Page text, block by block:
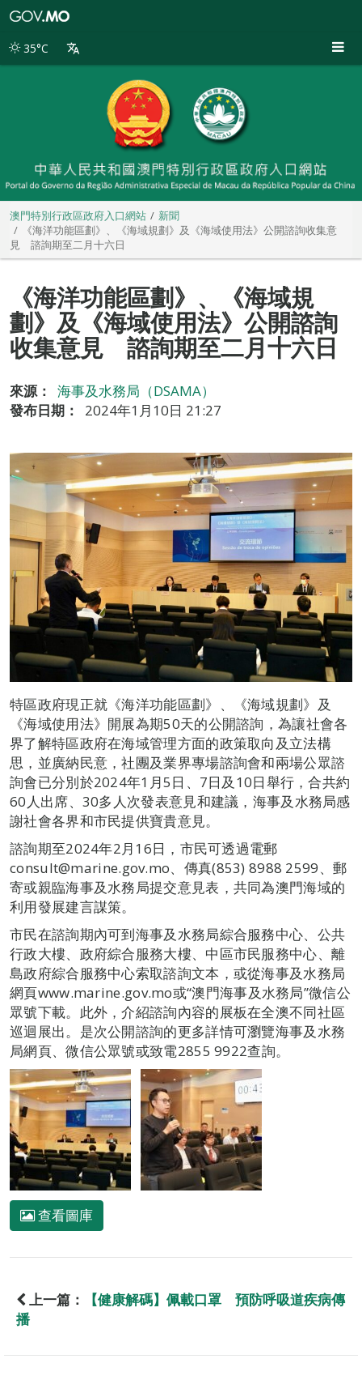
別
35°C
澳門特別行政區政府入口網站
新聞
《海洋功能區劃》、《海域規劃》及《海域使用法》公開諮詢收集意
見 諮詢期至二月十六日
《海洋功能區劃》、《海域規
劃》及《海域使用法》公開諮詢
收集意見 諮詢期至二月十六日
來源：
海事及水務局（DSAMA）
發布日期：
2024年1月10日 21:27
特區政府現正就《海洋功能區劃》、《海域規劃》及
《海域使用法》開展為期50天的公開諮詢，為讓社會各
界了解特區政府在海域管理方面的政策取向及立法構
思，並廣納民意，社團及業界專場諮詢會和兩場公眾諮
詢會已分別於2024年1月5日、7日及10日舉行，合共約
60人出席、30多人次發表意見和建議，海事及水務局感
謝社會各界和市民提供寶貴意見。
諮詢期至2024年2月16日，市民可透過電郵
consult@marine.gov.mo、傳真(853) 8988 2599、郵
寄或親臨海事及水務局提交意見表，共同為澳門海域的
利用發展建言謀策。
市民在諮詢期內可到海事及水務局綜合服務中心、公共
行政大樓、政府綜合服務大樓、中區市民服務中心、離
島政府綜合服務中心索取諮詢文本，或從海事及水務局
網頁www.marine.gov.mo或“澳門海事及水務局”微信公
眾號下載。此外，介紹諮詢內容的展板在全澳不同社區
巡迴展出。是次公開諮詢的更多詳情可瀏覽海事及水務
局網頁、微信公眾號或致電2855 9922查詢。
查看圖庫
上一篇：
【健康解碼】佩載口罩 預防呼吸道疾病傳
播